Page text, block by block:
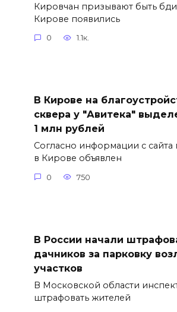
Кировчан призывают быть
Кирове появились
0 1.1к.
В Кирове на
сквера у "Авитека"
1 млн рублей
Согласно информации с сайта
в Кирове объявлен
0 750
В России начали
дачников за парковку
участков
В Московской области
штрафовать жителей